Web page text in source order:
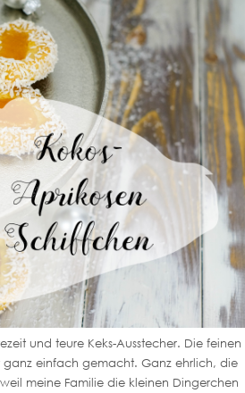
und teure Keks-Ausstecher. Die feinen
ganz einfach gemacht. Ganz ehrlich, die
meine Familie die kleinen Dingerchen